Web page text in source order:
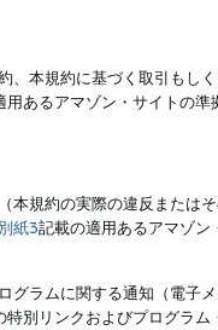
、本規約に基づく取引もし
用あるアマゾン・サイトの
本規約の実際の違反または
別紙3記載の適用あるアマゾン
グラムに関する通知（電子
別リンクおよびプログラ